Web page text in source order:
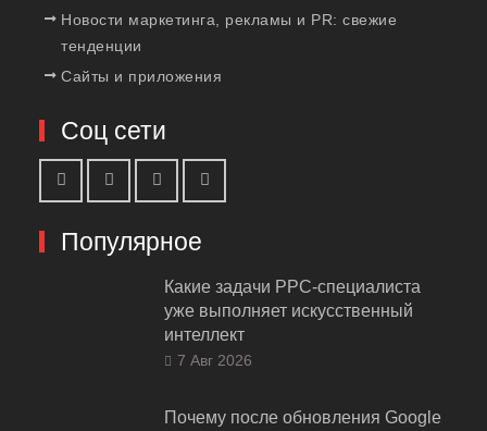
Новости маркетинга, рекламы и PR: свежие
тенденции
Сайты и приложения
Соц сети
Популярное
Какие задачи PPC-специалиста
уже выполняет искусственный
интеллект
7 Авг 2026
Почему после обновления Google